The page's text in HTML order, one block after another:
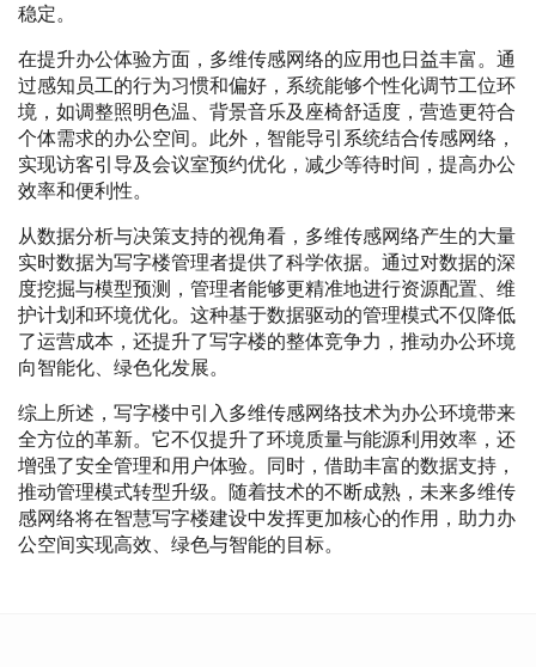
稳定。
在提升办公体验方面，多维传感网络的应用也日益丰富。通
过感知员工的行为习惯和偏好，系统能够个性化调节工位环
境，如调整照明色温、背景音乐及座椅舒适度，营造更符合
个体需求的办公空间。此外，智能导引系统结合传感网络，
实现访客引导及会议室预约优化，减少等待时间，提高办公
效率和便利性。
从数据分析与决策支持的视角看，多维传感网络产生的大量
实时数据为写字楼管理者提供了科学依据。通过对数据的深
度挖掘与模型预测，管理者能够更精准地进行资源配置、维
护计划和环境优化。这种基于数据驱动的管理模式不仅降低
了运营成本，还提升了写字楼的整体竞争力，推动办公环境
向智能化、绿色化发展。
综上所述，写字楼中引入多维传感网络技术为办公环境带来
全方位的革新。它不仅提升了环境质量与能源利用效率，还
增强了安全管理和用户体验。同时，借助丰富的数据支持，
推动管理模式转型升级。随着技术的不断成熟，未来多维传
感网络将在智慧写字楼建设中发挥更加核心的作用，助力办
公空间实现高效、绿色与智能的目标。